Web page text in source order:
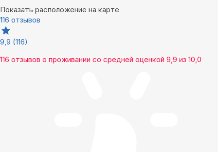
Показать расположение на карте
116 отзывов
9,9 (116)
116 отзывов о проживании со средней оценкой 9,9 из 10,0